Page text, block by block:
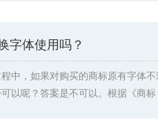
字体使用吗？
中，如果对购买的商标原有字体
以呢？答案是不可以。根据《商